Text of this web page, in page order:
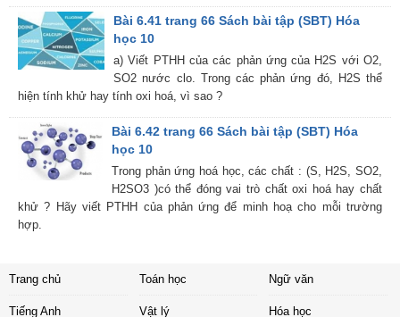
Bài 6.41 trang 66 Sách bài tập (SBT) Hóa
học 10
a) Viết PTHH của các phản ứng của H2S với O2,
SO2 nước clo. Trong các phản ứng đó, H2S thể
hiện tính khử hay tính oxi hoá, vì sao ?
Bài 6.42 trang 66 Sách bài tập (SBT) Hóa
học 10
Trong phản ứng hoá học, các chất : (S, H2S, SO2,
H2SO3 )có thể đóng vai trò chất oxi hoá hay chất
khử ? Hãy viết PTHH của phản ứng để minh hoạ cho mỗi trường
hợp.
Trang chủ Toán học Ngữ văn
Tiếng Anh Vật lý Hóa học